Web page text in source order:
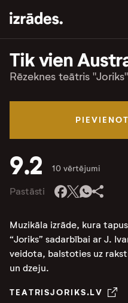
Tik vien
Rēzeknes teātris "Joriks"
9.2 10 vērtējumi
Pastāsti
Muzikāla izrāde, kura
“Joriks” sadarbībai ar J.
veidota, balstoties uz
un dzeju.
TEATRISJORIKS.LV